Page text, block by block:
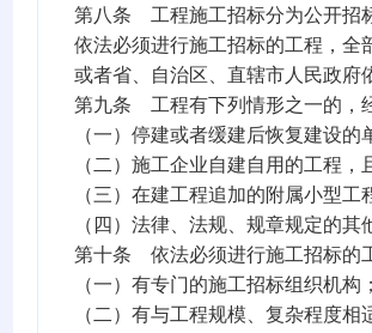
第八条 工程施工招标分为公开招
依法必须进行施工招标的工程，全
或者省、自治区、直辖市人民政府
第九条 工程有下列情形之一的，
（一）停建或者缓建后恢复建设
（二）施工企业自建自用的工程
（三）在建工程追加的附属小型
（四）法律、法规、规章规定的其
第十条 依法必须进行施工招标的
（一）有专门的施工招标组织机构
（二）有与工程规模、复杂程度